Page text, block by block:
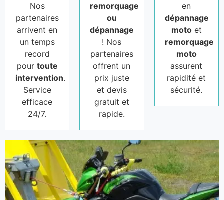
Nos
partenaires
arrivent en
un temps
record
pour toute
intervention.
Service
efficace
24/7.
remorquage
ou
dépannage
! Nos
partenaires
offrent un
prix juste
et devis
gratuit et
rapide.
en
dépannage
motoet
remorquage
moto
assurent
rapidité et
sécurité.